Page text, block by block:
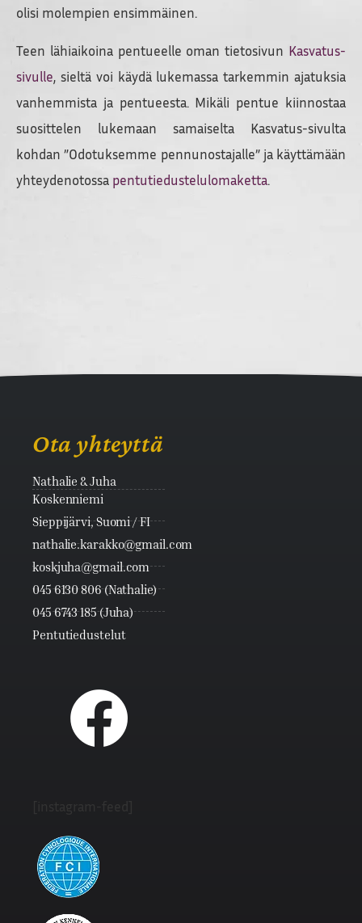
olisi molempien ensimmäinen.
Teen lähiaikoina pentueelle oman tietosivun Kasvatus-
sivulle, sieltä voi käydä lukemassa tarkemmin ajatuksia
vanhemmista ja pentueesta. Mikäli pentue kiinnostaa
suosittelen lukemaan samaiselta Kasvatus-sivulta
kohdan ”Odotuksemme pennunostajalle” ja käyttämään
yhteydenotossa pentutiedustelulomaketta.
Ota yhteyttä
Nathalie & Juha
Koskenniemi
Sieppijärvi, Suomi / FI
nathalie.karakko@gmail.com
koskjuha@gmail.com
045 6130 806 (Nathalie)
045 6743 185 (Juha)
Pentutiedustelut